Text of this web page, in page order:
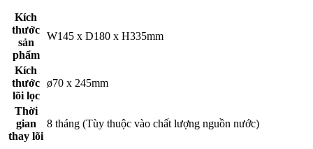
Kích
thước
sản
phẩm
W145 x D180 x H335mm
Kích
thước
lõi lọc
ø70 x 245mm
Thời
gian
thay lõi
8 tháng (Tùy thuộc vào chất lượng nguồn nước)